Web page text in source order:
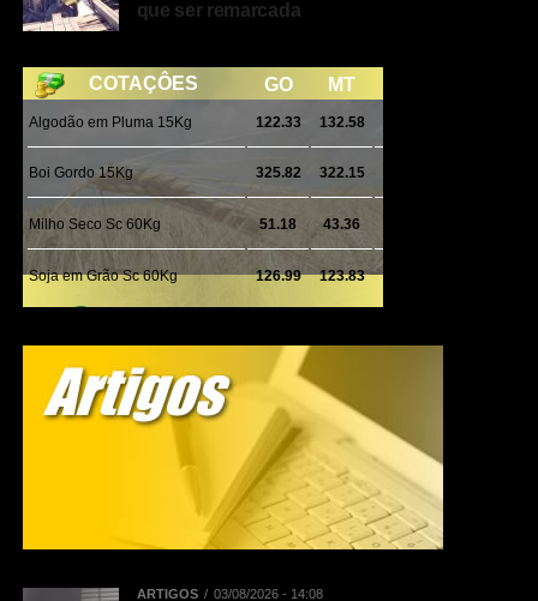
que ser remarcada
ARTIGOS 03/08/2026 - 14:08